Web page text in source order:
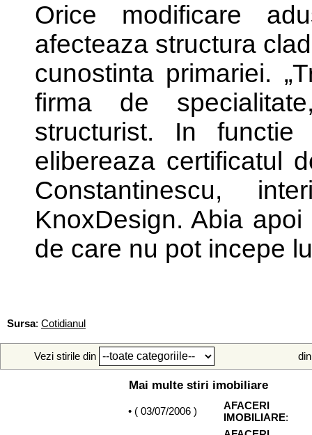
Orice modificare
afecteaza structura
cunostinta primariei.
firma de
structurist. In
elibereaza certificatul
Constantinescu,
KnoxDesign. Abia
de care nu pot incepe
Sursa: Cotidianul
Vezi stirile din
Mai multe stiri imobiliare
• ( 03/07/2006 )
AFACERI
IMOBILIARE: